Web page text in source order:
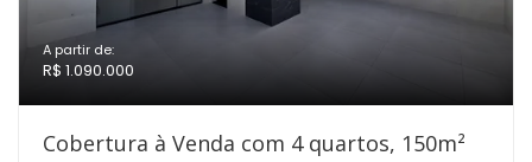
A partir de:
R$ 1.090.000
Cobertura à Venda com 4 quartos, 150m²